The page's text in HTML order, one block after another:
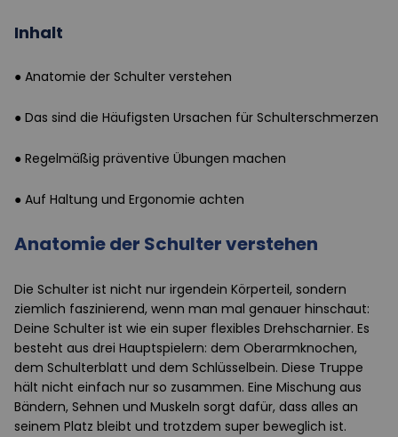
Inhalt
● Anatomie der Schulter verstehen
● Das sind die Häufigsten Ursachen für Schulterschmerzen
● Regelmäßig präventive Übungen machen
● Auf Haltung und Ergonomie achten
Anatomie der Schulter verstehen
Die Schulter ist nicht nur irgendein Körperteil, sondern
ziemlich faszinierend, wenn man mal genauer hinschaut:
Deine Schulter ist wie ein super flexibles Drehscharnier. Es
besteht aus drei Hauptspielern: dem Oberarmknochen,
dem Schulterblatt und dem Schlüsselbein. Diese Truppe
hält nicht einfach nur so zusammen. Eine Mischung aus
Bändern, Sehnen und Muskeln sorgt dafür, dass alles an
seinem Platz bleibt und trotzdem super beweglich ist.